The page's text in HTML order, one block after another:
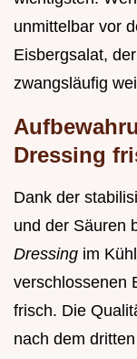
unmittelbar vor
Eisbergsalat,
zwangsläufig
Dressing
Dank der
und der Säuren
Dressing im
verschlossenen
frisch. Die
nach dem